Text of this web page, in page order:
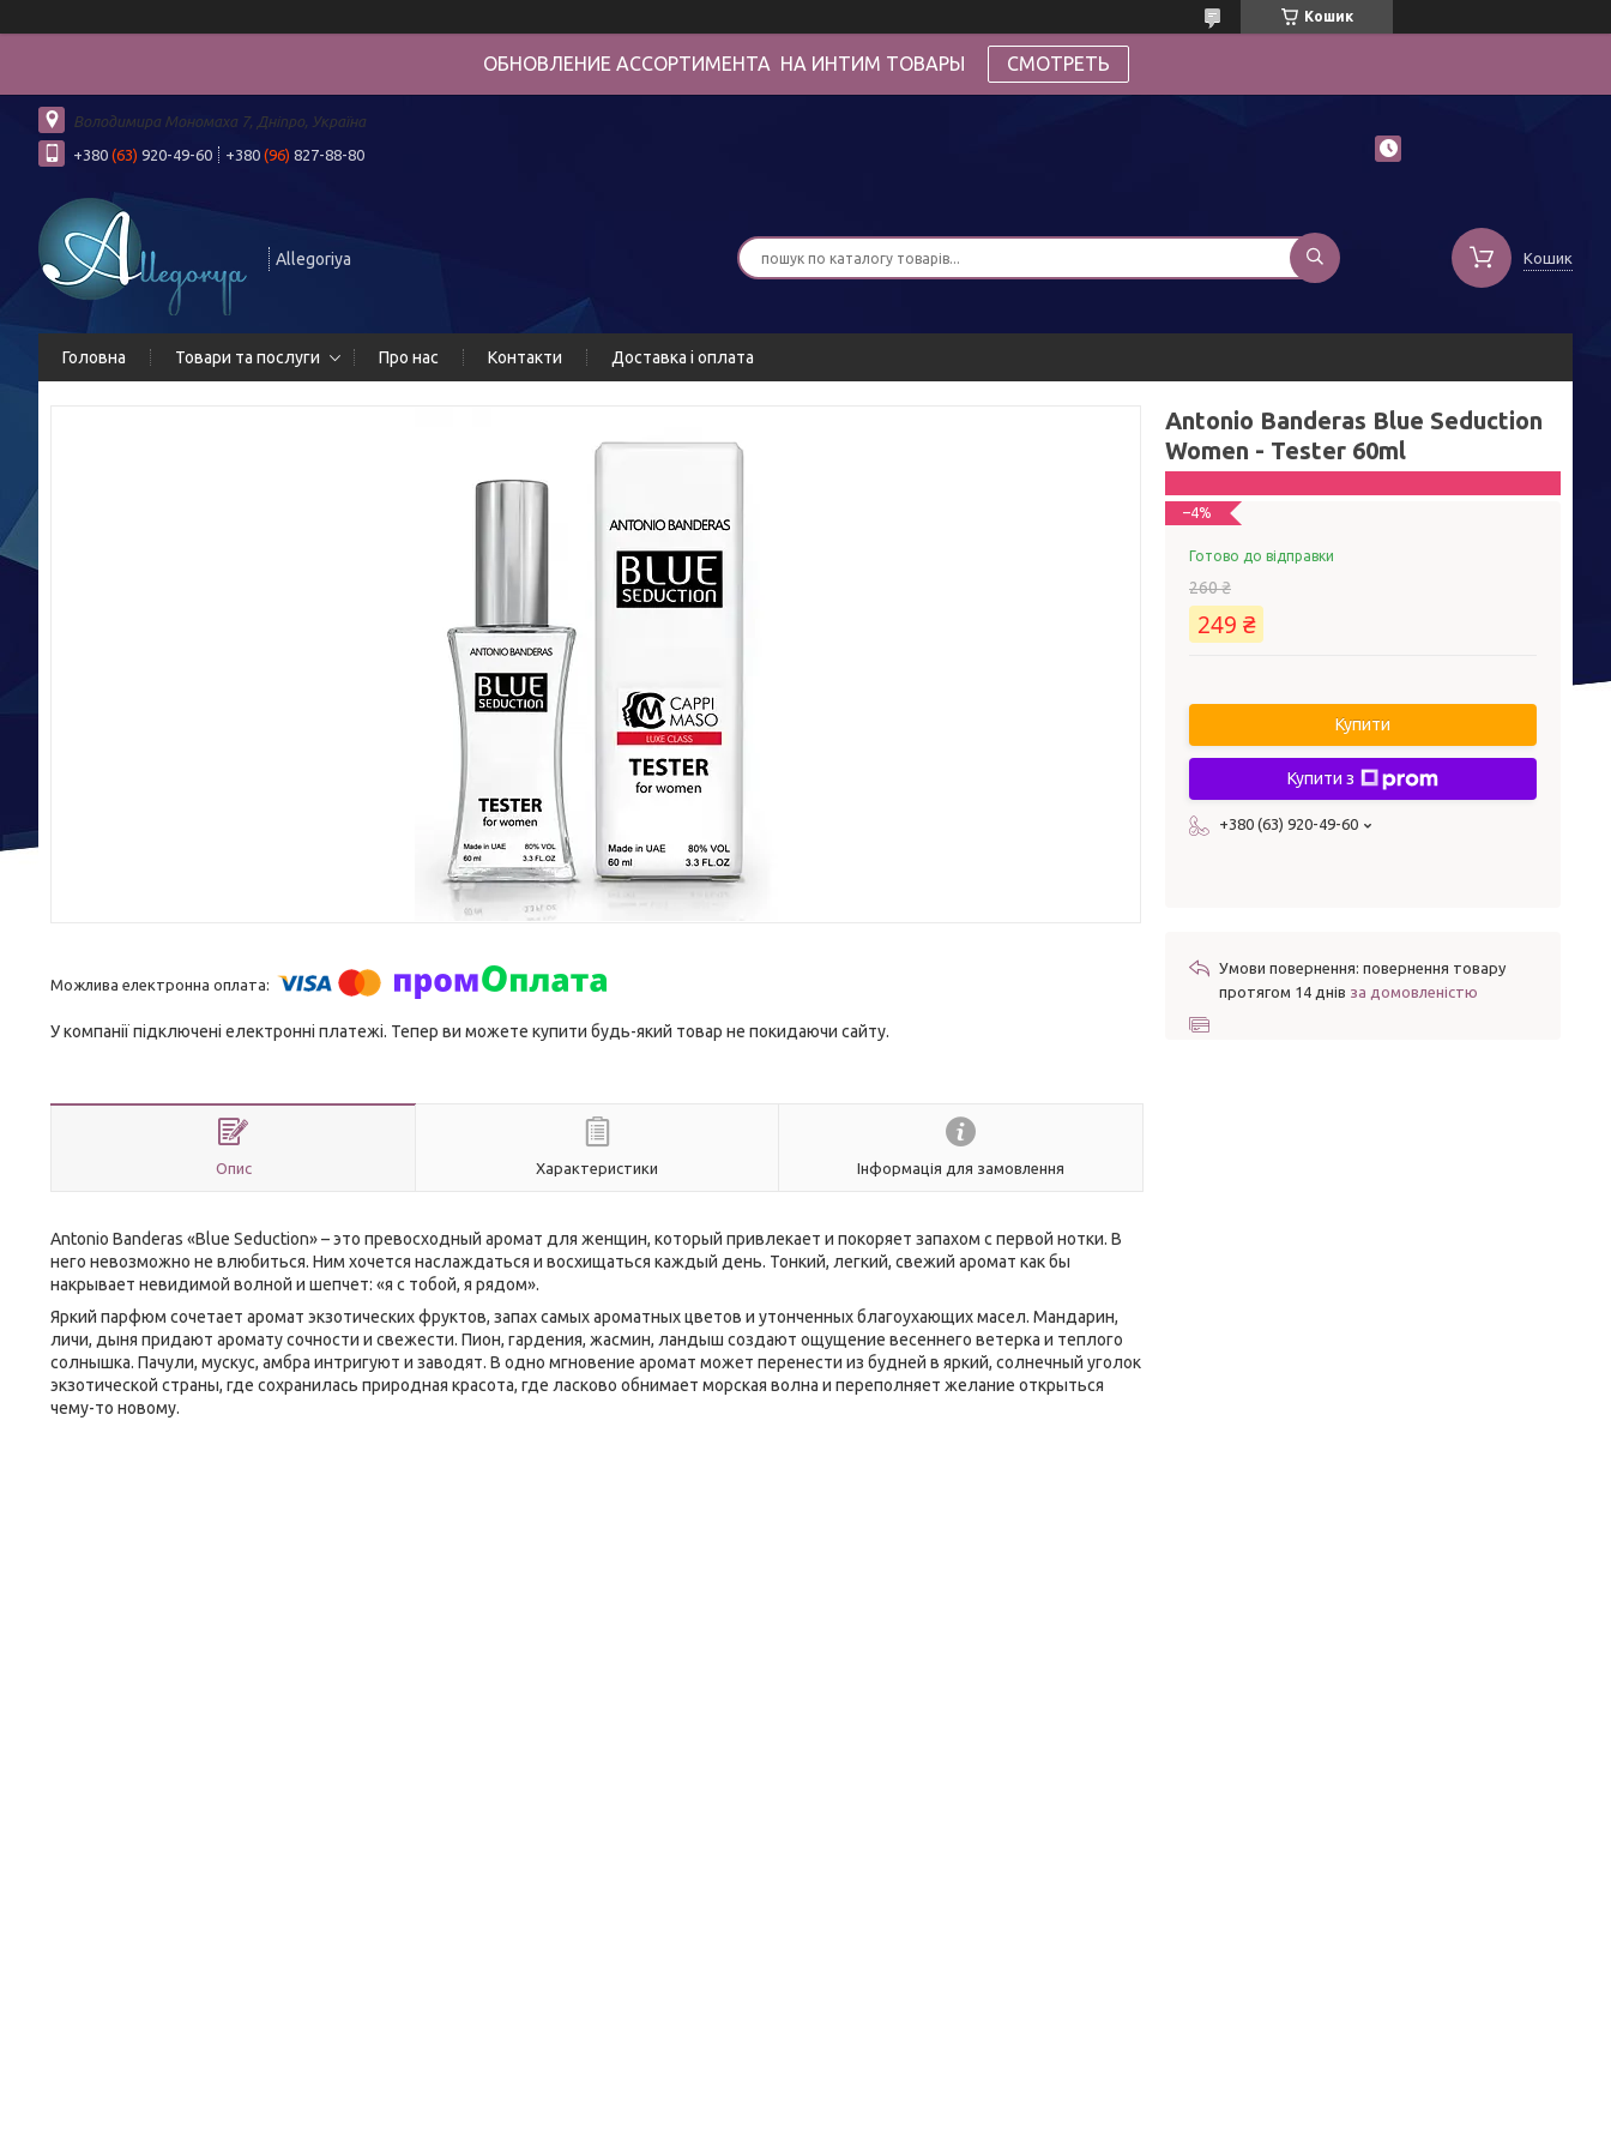
Кошик
ОБНОВЛЕНИЕ АССОРТИМЕНТА НА ИНТИМ ТОВАРЫ СМОТРЕТЬ
Володимира Мономаха 7, Дніпро, Україна
+380 (63) 920-49-60 +380 (96) 827-88-80
Allegoriya Кошик
Головна Товари та послуги Про нас Контакти Доставка і оплата
У компанії підключені електронні платежі. Тепер ви можете купити будь-який товар не покидаючи сайту.
Опис Характеристики Інформація для замовлення
Antonio Banderas «Blue Seduction» – это превосходный аромат для женщин, который привлекает и покоряет запахом с первой нотки. В
него невозможно не влюбиться. Ним хочется наслаждаться и восхищаться каждый день. Тонкий, легкий, свежий аромат как бы
накрывает невидимой волной и шепчет: «я с тобой, я рядом».
Яркий парфюм сочетает аромат экзотических фруктов, запах самых ароматных цветов и утонченных благоухающих масел. Мандарин,
личи, дыня придают аромату сочности и свежести. Пион, гардения, жасмин, ландыш создают ощущение весеннего ветерка и теплого
солнышка. Пачули, мускус, амбра интригуют и заводят. В одно мгновение аромат может перенести из будней в яркий, солнечный уголок
экзотической страны, где сохранилась природная красота, где ласково обнимает морская волна и переполняет желание открыться
чему-то новому.
Antonio Banderas Blue Seduction
Women - Tester 60ml
–4%
Готово до відправки
260 ₴
249 ₴
Купити
Купити з
+380 (63) 920-49-60
повернення товару
протягом 14 днів за домовленістю